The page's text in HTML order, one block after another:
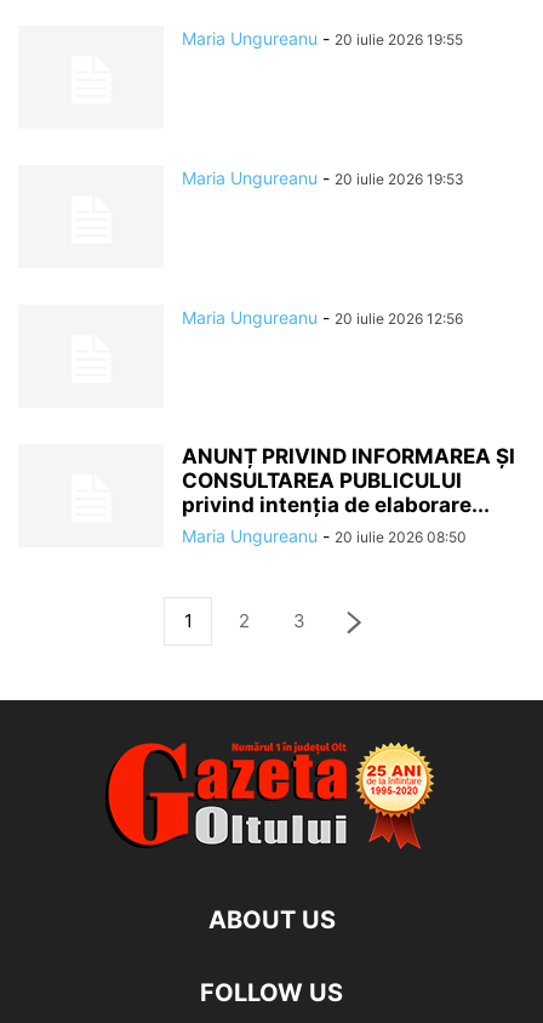
Maria Ungureanu - 20 iulie 2026 19:55
Maria Ungureanu - 20 iulie 2026 19:53
Maria Ungureanu - 20 iulie 2026 12:56
ANUNȚ PRIVIND INFORMAREA ȘI
CONSULTAREA PUBLICULUI
privind intenția de elaborare...
Maria Ungureanu - 20 iulie 2026 08:50
1 2 3
ABOUT US
FOLLOW US